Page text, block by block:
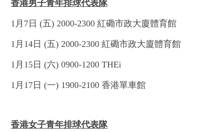
香港男子青年排球代表隊
1月7日 (五) 2000-2300 紅磡市政大廈體育館
1月14日 (五) 2000-2300 紅磡市政大廈體育館
1月15日 (六) 0900-1200 THEi
1月17日 (一) 1900-2100 香港單車館
香港女子青年排球代表隊